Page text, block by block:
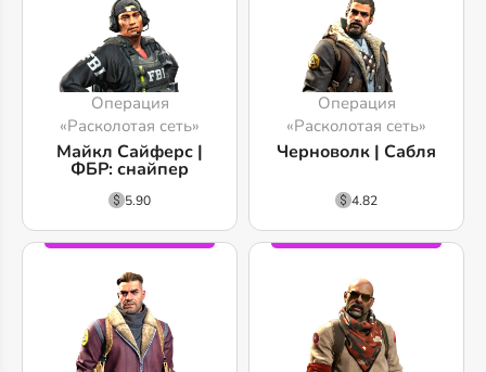
Операция
«Расколотая сеть»
Майкл Сайферс |
ФБР: снайпер
5.90
Операция
«Расколотая сеть»
Черноволк | Сабля
4.82